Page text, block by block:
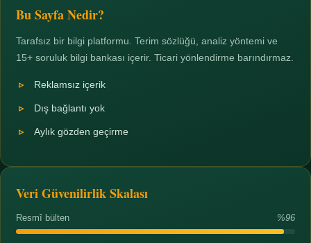
Bu Sayfa Nedir?
Tarafsız bir bilgi platformu. Terim sözlüğü, analiz yöntemi ve
15+ soruluk bilgi bankası içerir. Ticari yönlendirme barındırmaz.
Reklamsız içerik
Dış bağlantı yok
Aylık gözden geçirme
Veri Güvenilirlik Skalası
Resmî bülten %96